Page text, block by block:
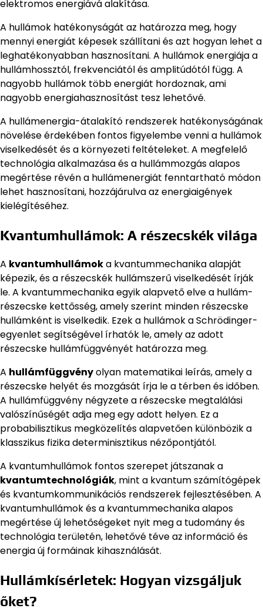
elektromos energiává alakítása.
A hullámok hatékonyságát az határozza meg, hogy
mennyi energiát képesek szállítani és azt hogyan lehet a
leghatékonyabban hasznosítani. A hullámok energiája a
hullámhossztól, frekvenciától és amplitúdótól függ. A
nagyobb hullámok több energiát hordoznak, ami
nagyobb energiahasznosítást tesz lehetővé.
A hullámenergia-átalakító rendszerek hatékonyságának
növelése érdekében fontos figyelembe venni a hullámok
viselkedését és a környezeti feltételeket. A megfelelő
technológia alkalmazása és a hullámmozgás alapos
megértése révén a hullámenergiát fenntartható módon
lehet hasznosítani, hozzájárulva az energiaigények
kielégítéséhez.
Kvantumhullámok: A részecskék világa
A kvantumhullámoka kvantummechanika alapját
képezik, és a részecskék hullámszerű viselkedését írják
le. A kvantummechanika egyik alapvető elve a hullám-
részecske kettősség, amely szerint minden részecske
hullámként is viselkedik. Ezek a hullámok a Schrödinger-
egyenlet segítségével írhatók le, amely az adott
részecske hullámfüggvényét határozza meg.
A hullámfüggvényolyan matematikai leírás, amely a
részecske helyét és mozgását írja le a térben és időben.
A hullámfüggvény négyzete a részecske megtalálási
valószínűségét adja meg egy adott helyen. Ez a
probabilisztikus megközelítés alapvetően különbözik a
klasszikus fizika determinisztikus nézőpontjától.
A kvantumhullámok fontos szerepet játszanak a
kvantumtechnológiák, mint a kvantum számítógépek
és kvantumkommunikációs rendszerek fejlesztésében. A
kvantumhullámok és a kvantummechanika alapos
megértése új lehetőségeket nyit meg a tudomány és
technológia területén, lehetővé téve az információ és
energia új formáinak kihasználását.
Hullámkísérletek: Hogyan vizsgáljuk
őket?